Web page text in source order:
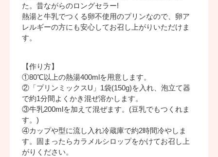
た。昔ながらのロングセラー!
熱湯と牛乳でつくる卵不使用のプリンなので、卵ア
レルギーの方にも安心してお召し上がりいただけま
す。
【作り方】
①80℃以上の熱湯400mlを用意します。
②「プリンミックスU」1袋(150g)を入れ、泡立て器
で約1分間よくかき混ぜ溶かします。
③牛乳200mlを加えて混ぜます。(豆乳でもつくれま
す。)
④カップや型に流し入れ冷蔵庫で約2時間冷やしま
す。固まったらカラメルシロップをかけてお召し上
がりください。